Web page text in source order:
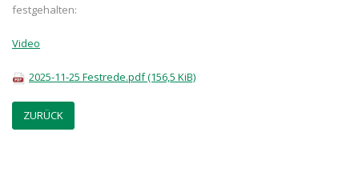
festgehalten:
Video
2025-11-25 Festrede.pdf(156,5 KiB)
ZURÜCK